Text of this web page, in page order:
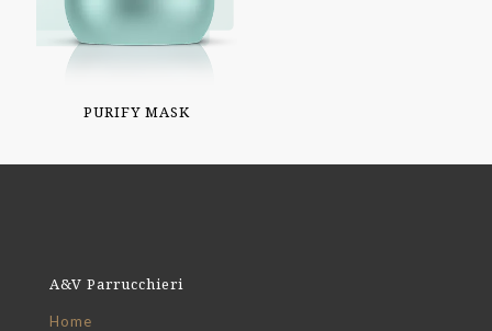
PURIFY MASK
A&V Parrucchieri
Home